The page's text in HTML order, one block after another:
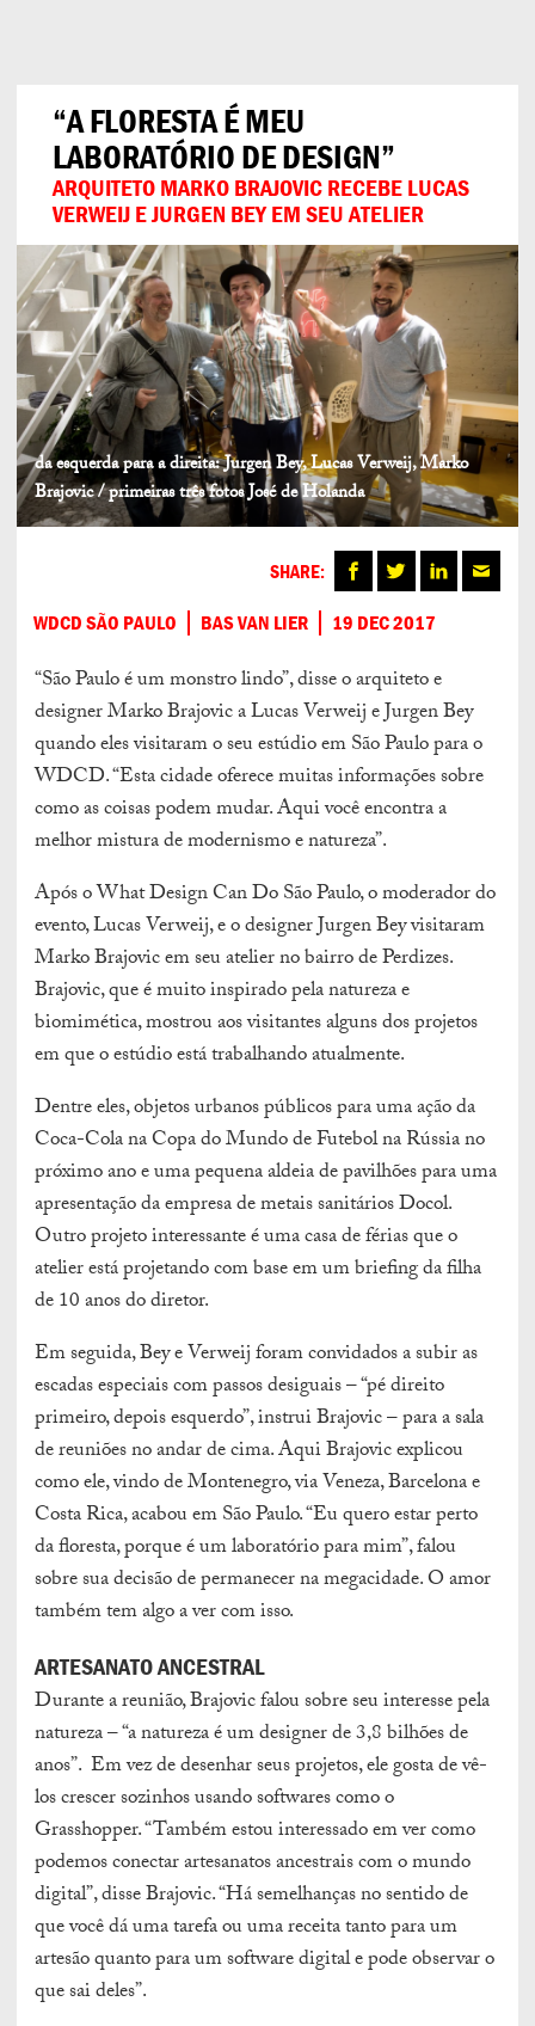
“A FLORESTA É MEU
LABORATÓRIO DE DESIGN”
ARQUITETO MARKO BRAJOVIC RECEBE LUCAS
VERWEIJ E JURGEN BEY EM SEU ATELIER
da esquerda para a direita: Jurgen Bey, Lucas Verweij, Marko
Brajovic / primeiras três fotos José de Holanda
WDCD SÃO PAULO BAS VAN LIER 19 DEC 2017
SHARE:
“São Paulo é um monstro lindo”, disse o arquiteto e
designer Marko Brajovic a Lucas Verweij e Jurgen Bey
quando eles visitaram o seu estúdio em São Paulo para o
WDCD. “Esta cidade oferece muitas informações sobre
como as coisas podem mudar. Aqui você encontra a
melhor mistura de modernismo e natureza”.
Após o What Design Can Do São Paulo, o moderador do
evento, Lucas Verweij, e o designer Jurgen Bey visitaram
Marko Brajovic em seu atelier no bairro de Perdizes.
Brajovic, que é muito inspirado pela natureza e
biomimética, mostrou aos visitantes alguns dos projetos
em que o estúdio está trabalhando atualmente.
Dentre eles, objetos urbanos públicos para uma ação da
Coca-Cola na Copa do Mundo de Futebol na Rússia no
próximo ano e uma pequena aldeia de pavilhões para uma
apresentação da empresa de metais sanitários Docol.
Outro projeto interessante é uma casa de férias que o
atelier está projetando com base em um briefing da filha
de 10 anos do diretor.
Em seguida, Bey e Verweij foram convidados a subir as
escadas especiais com passos desiguais – “pé direito
primeiro, depois esquerdo”, instrui Brajovic – para a sala
de reuniões no andar de cima. Aqui Brajovic explicou
como ele, vindo de Montenegro, via Veneza, Barcelona e
Costa Rica, acabou em São Paulo. “Eu quero estar perto
da floresta, porque é um laboratório para mim”, falou
sobre sua decisão de permanecer na megacidade. O amor
também tem algo a ver com isso.
ARTESANATO ANCESTRAL
Durante a reunião, Brajovic falou sobre seu interesse pela
natureza – “a natureza é um designer de 3,8 bilhões de
anos”. Em vez de desenhar seus projetos, ele gosta de vê-
los crescer sozinhos usando softwares como o
Grasshopper. “Também estou interessado em ver como
podemos conectar artesanatos ancestrais com o mundo
digital”, disse Brajovic. “Há semelhanças no sentido de
que você dá uma tarefa ou uma receita tanto para um
artesão quanto para um software digital e pode observar o
que sai deles”.